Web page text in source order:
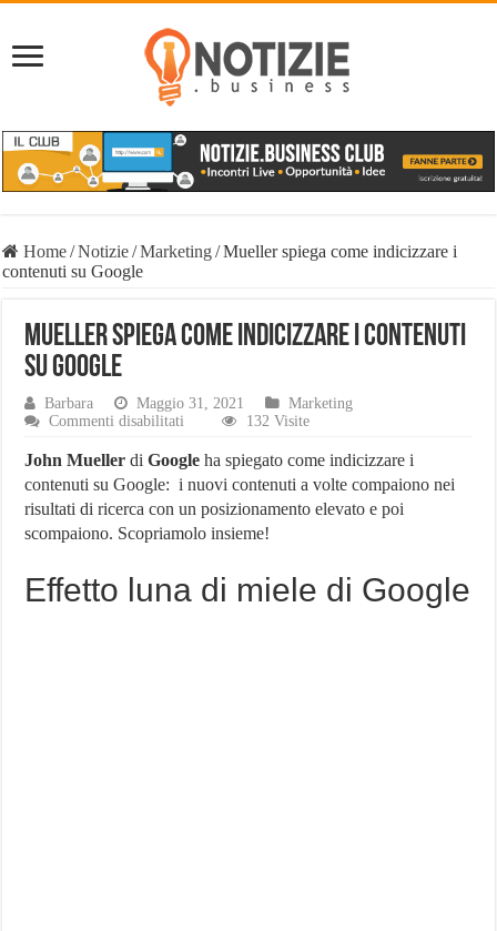
Home/Notizie/Marketing/Mueller spiega come indicizzare i
contenuti su Google
Mueller spiega come indicizzare i contenuti
su Google
Barbara Maggio 31, 2021
Marketing
Commenti disabilitati
spiega
come
indicizzare
i
contenuti
su
132 Visite
John Mueller diGoogle ha spiegato come indicizzare i
contenuti su Google: i nuovi contenuti a volte compaiono nei
risultati di ricerca con un posizionamento elevato e poi
scompaiono. Scopriamolo insieme!
Effetto luna di miele di Google